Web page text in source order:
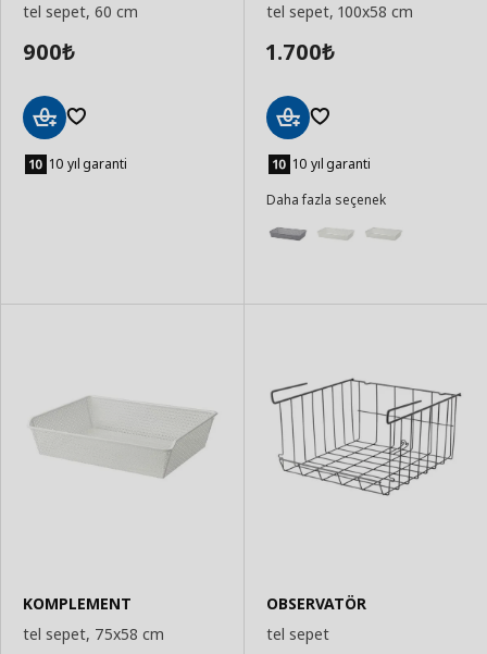
tel sepet, 60 cm
900₺
Ekle 10 yıl garanti
tel sepet, 100x58 cm
1.700₺
Ekle 10 yıl garanti
Daha fazla seçenek
KOMPLEMENT
tel sepet, 75x58 cm
OBSERVATÖR
tel sepet